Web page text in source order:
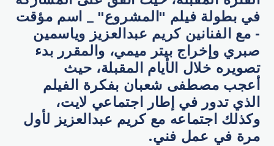
في بطولة فيلم "المشروع" _ اسم مؤقت
- مع الفنانين كريم عبدالعزيز وياسمين
صبري وإخراج بيتر ميمي، والمقرر بدء
تصويره خلال الأيام المقبلة، حيث
أعجب مصطفى شعبان بفكرة الفيلم
الذي تدور في إطار اجتماعي لايت،
وكذلك اجتماعه مع كريم عبدالعزيز لأول
مرة في عمل فني.